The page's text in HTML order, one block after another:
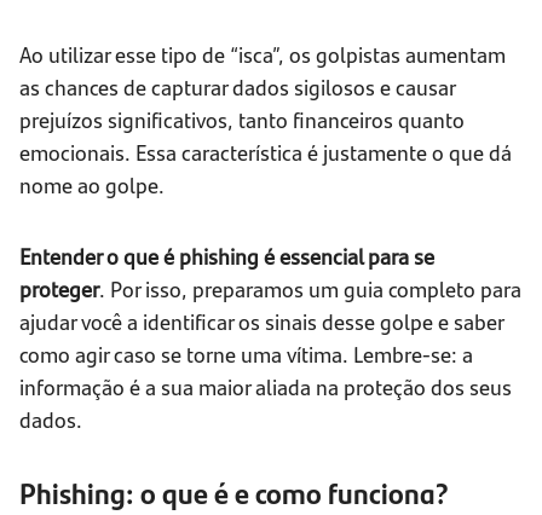
Ao utilizar esse tipo de “isca”, os golpistas aumentam
as chances de capturar dados sigilosos e causar
prejuízos significativos, tanto financeiros quanto
emocionais. Essa característica é justamente o que dá
nome ao golpe.
Entender o que é phishing é essencial para se
proteger. Por isso, preparamos um guia completo para
ajudar você a identificar os sinais desse golpe e saber
como agir caso se torne uma vítima. Lembre-se: a
informação é a sua maior aliada na proteção dos seus
dados.
Phishing: o que é e como funciona?